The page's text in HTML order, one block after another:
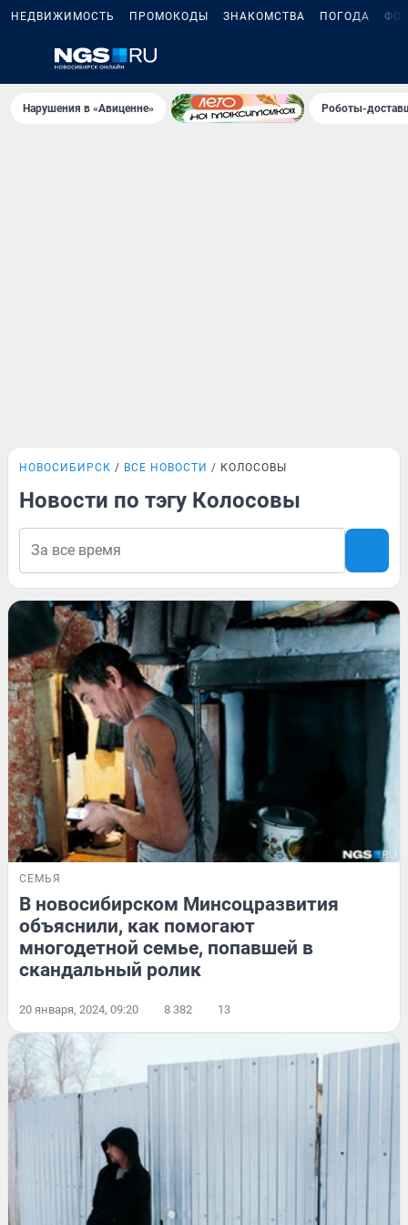
НЕДВИЖИМОСТЬ ПРОМОКОДЫ ЗНАКОМСТВА ПОГОДА
Нарушения в «Авиценне» Роботы-
НОВОСИБИРСК ВСЕ НОВОСТИ КОЛОСОВЫ
Новости по тэгу Колосовы
СЕМЬЯ
В новосибирском Минсоцразвития
объяснили, как помогают
многодетной семье, попавшей в
скандальный ролик
20 января, 2024, 09:20 8 382 13